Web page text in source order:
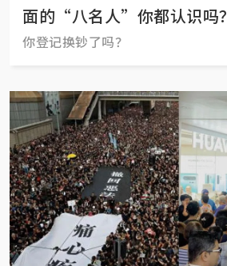
面的“八名人”你都认识吗？
你登记换钞了吗？